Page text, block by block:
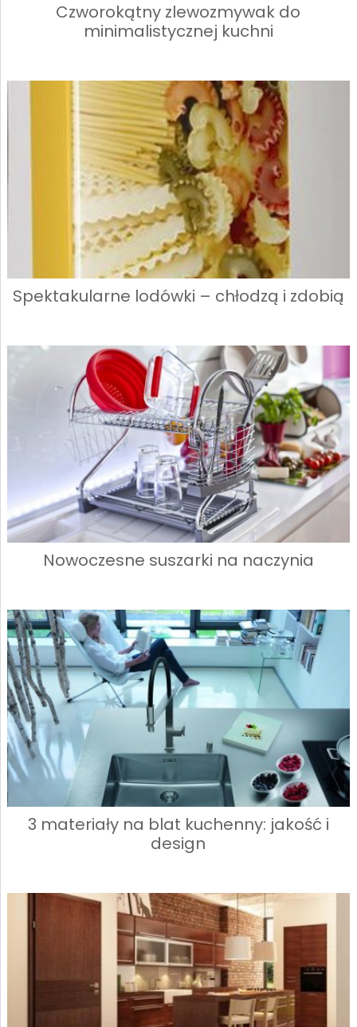
Czworokątny zlewozmywak do
minimalistycznej kuchni
Spektakularne lodówki – chłodzą i zdobią
Nowoczesne suszarki na naczynia
3 materiały na blat kuchenny: jakość i
design